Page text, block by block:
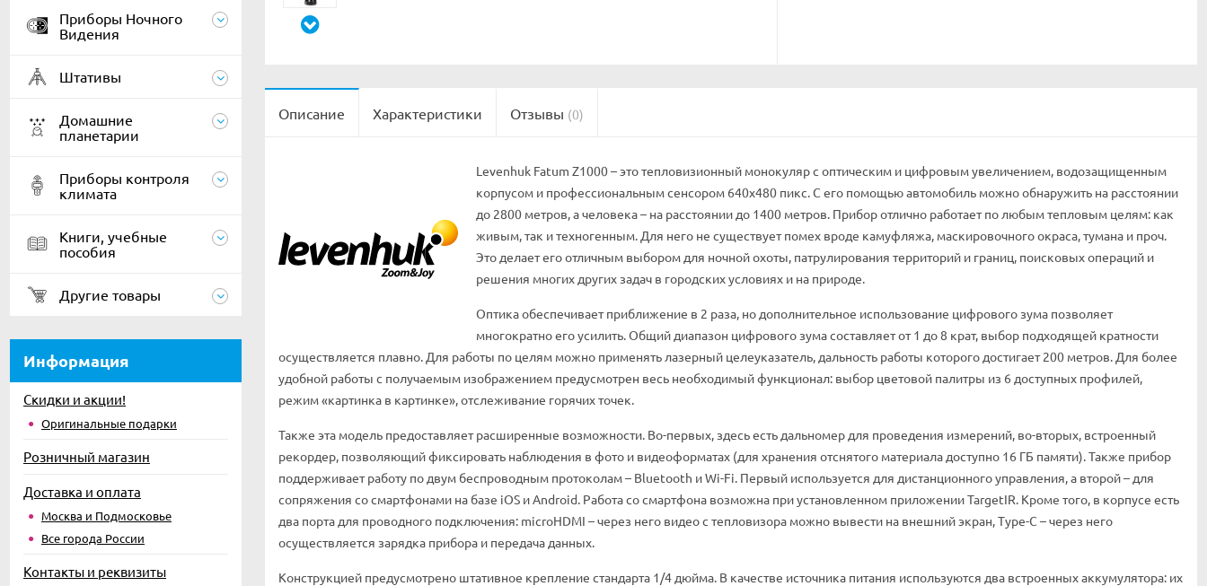
Приборы Ночного
Видения
Штативы
Домашние
планетарии
Приборы контроля
климата
Книги, учебные
пособия
Другие товары
Информация
Скидки и акции!
Оригинальные подарки
Розничный магазин
Доставка и оплата
Москва и Подмосковье
Все города России
Контакты и реквизиты
Описание Характеристики Отзывы (0)
Levenhuk Fatum Z1000 – это тепловизионный монокуляр с оптическим и цифровым увеличением, водозащищенным
корпусом и профессиональным сенсором 640x480 пикс. С его помощью автомобиль можно обнаружить на расстоянии
до 2800 метров, а человека – на расстоянии до 1400 метров. Прибор отлично работает по любым тепловым целям: как
живым, так и техногенным. Для него не существует помех вроде камуфляжа, маскировочного окраса, тумана и проч.
Это делает его отличным выбором для ночной охоты, патрулирования территорий и границ, поисковых операций и
решения многих других задач в городских условиях и на природе.
Оптика обеспечивает приближение в 2 раза, но дополнительное использование цифрового зума позволяет
многократно его усилить. Общий диапазон цифрового зума составляет от 1 до 8 крат, выбор подходящей кратности
осуществляется плавно. Для работы по целям можно применять лазерный целеуказатель, дальность работы которого достигает 200 метров. Для более
удобной работы с получаемым изображением предусмотрен весь необходимый функционал: выбор цветовой палитры из 6 доступных профилей,
режим «картинка в картинке», отслеживание горячих точек.
Также эта модель предоставляет расширенные возможности. Во-первых, здесь есть дальномер для проведения измерений, во-вторых, встроенный
рекордер, позволяющий фиксировать наблюдения в фото и видеоформатах (для хранения отснятого материала доступно 16 ГБ памяти). Также прибор
поддерживает работу по двум беспроводным протоколам – Bluetooth и Wi-Fi. Первый используется для дистанционного управления, а второй – для
сопряжения со смартфонами на базе iOS и Android. Работа со смартфона возможна при установленном приложении TargetIR. Кроме того, в корпусе есть
два порта для проводного подключения: microHDMI – через него видео с тепловизора можно вывести на внешний экран, Type-C – через него
осуществляется зарядка прибора и передача данных.
Конструкцией предусмотрено штативное крепление стандарта 1/4 дюйма. В качестве источника питания используются два встроенных аккумулятора: их